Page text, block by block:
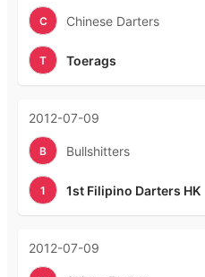
C Chinese Darters
T Toerags
2012-07-09
B Bullshitters
1 1st Filipino Darters HK
2012-07-09